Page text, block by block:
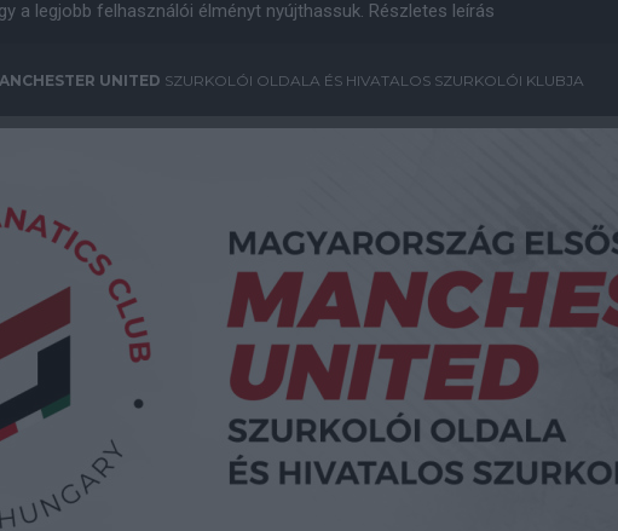
a legjobb felhasználói élményt nyújthassuk. Részletes leírás
UNITED SZURKOLÓI OLDALA ÉS HIVATALOS SZURKOLÓI KLUBJA